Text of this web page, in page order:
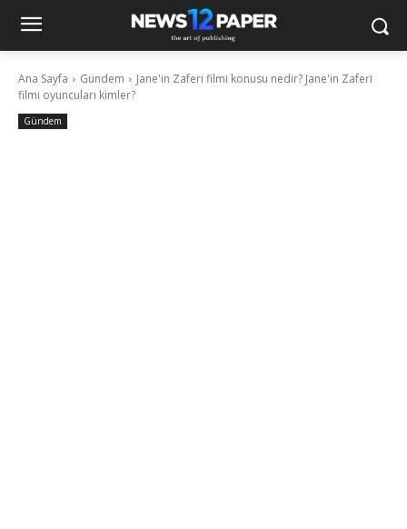
Ana Sayfa Gündem
Jane'in Zaferi filmi konusu nedir? Jane'in Zaferi
filmi oyuncuları kimler?
Gündem